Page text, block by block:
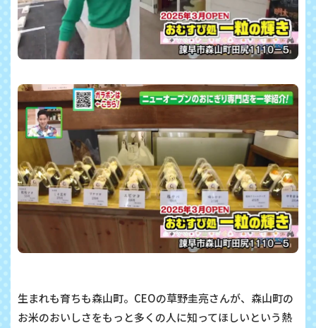
生まれも育ちも森山町。CEOの草野圭亮さんが、森山町の
お米のおいしさをもっと多くの人に知ってほしいという熱